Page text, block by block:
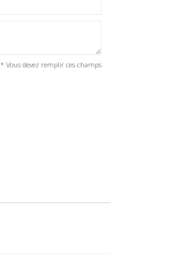
* Vous devez remplir ces champs